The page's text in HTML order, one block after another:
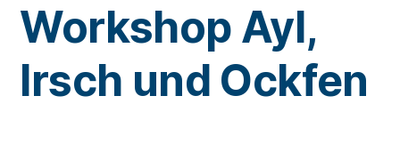
Workshop Ayl,
Irsch und Ockfen